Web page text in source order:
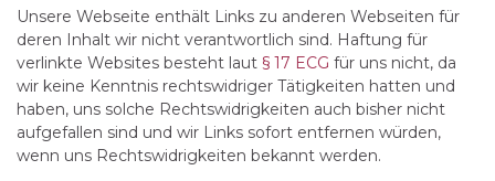
Unsere Webseite enthält Links zu anderen Webseiten für
deren Inhalt wir nicht verantwortlich sind. Haftung für
verlinkte Websites besteht laut § 17 ECG für uns nicht, da
wir keine Kenntnis rechtswidriger Tätigkeiten hatten und
haben, uns solche Rechtswidrigkeiten auch bisher nicht
aufgefallen sind und wir Links sofort entfernen würden,
wenn uns Rechtswidrigkeiten bekannt werden.